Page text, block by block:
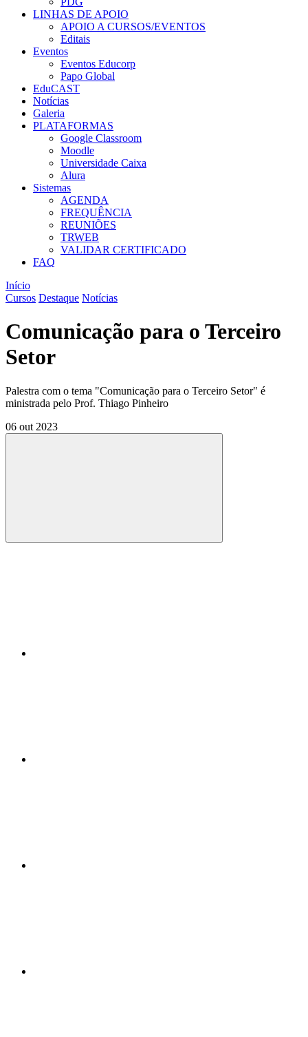
LINHAS DE APOIO
APOIO A CURSOS/EVENTOS
Editais
Eventos
Eventos Educorp
Papo Global
EduCAST
Notícias
Galeria
PLATAFORMAS
Google Classroom
Moodle
Universidade Caixa
Alura
Sistemas
AGENDA
FREQUÊNCIA
REUNIÕES
TRWEB
VALIDAR CERTIFICADO
FAQ
Início
Cursos Destaque Notícias
Comunicação para o Terceiro
Setor
Palestra com o tema "Comunicação para o Terceiro Setor" é
ministrada pelo Prof. Thiago Pinheiro
06 out 2023
Compartilhar